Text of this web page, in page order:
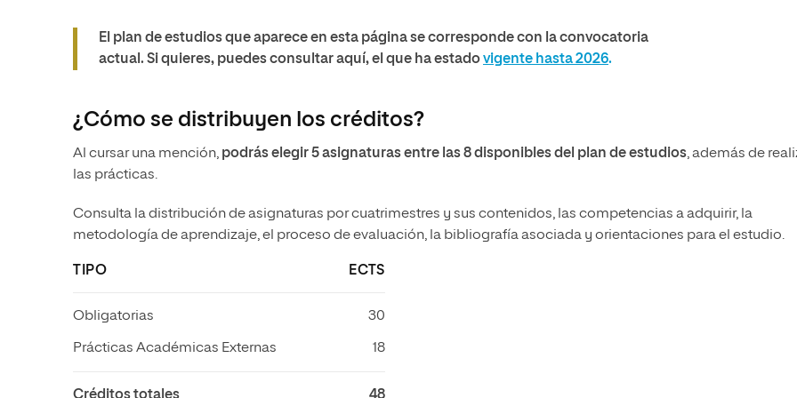
El plan de estudios que aparece en esta página se corresponde con la convocatoria
actual. Si quieres, puedes consultar aquí, el que ha estadovigente hasta 2026.
¿Cómo se distribuyen los créditos?
Al cursar una mención, podrás elegir 5 asignaturas entre las 8 disponibles del plan de estudios, además de
las prácticas.
Consulta la distribución de asignaturas por cuatrimestres y sus contenidos, las competencias a adquirir, la
metodología de aprendizaje, el proceso de evaluación, la bibliografía asociada y orientaciones para el estudio.
TIPO ECTS
Obligatorias 30
Prácticas Académicas Externas 18
Créditos totales 48